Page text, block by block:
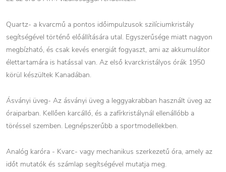
Quartz- a kvarcmű a pontos időimpulzusok szilíciumkristály
segítségével történő előállítására utal. Egyszerűsége miatt nagyon
megbízható, és csak kevés energiát fogyaszt, ami az akkumulátor
élettartamára is hatással van. Az első kvarckristályos órák 1950
körül készültek Kanadában.
Ásványi üveg- Az ásványi üveg a leggyakrabban használt üveg az
óraiparban. Kellően karcálló, és a zafírkristálynál ellenállóbb a
töréssel szemben. Legnépszerűbb a sportmodellekben.
Analóg karóra - Kvarc- vagy mechanikus szerkezetű óra, amely az
időt mutatók és számlap segítségével mutatja meg.